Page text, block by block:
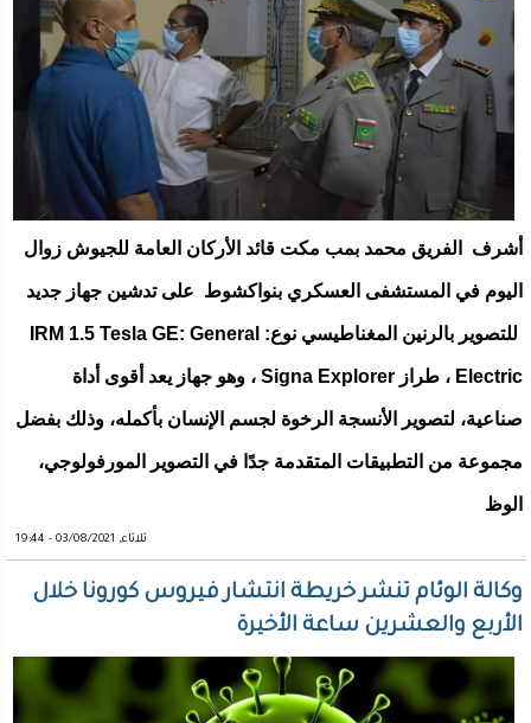
أشرف الفريق محمد بمب مكت قائد الأركان العامة للجيوش زوال
اليوم في المستشفى العسكري بنواكشوط على تدشين جهاز جديد
للتصوير بالرنين المغناطيسي نوع: IRM 1.5 Tesla GE: General
Electric ، طراز Signa Explorer ، وهو جهاز يعد أقوى أداة
صناعية، لتصوير الأنسجة الرخوة لجسم الإنسان بأكمله، وذلك بفضل
مجموعة من التطبيقات المتقدمة جدًا في التصوير المورفولوجي،
الوظ
ثلاثاء, 03/08/2021 - 19:44
وكالة الوئام تنشر خريطة انتشار فيروس كورونا خلال
الأربع والعشرين ساعة الأخيرة